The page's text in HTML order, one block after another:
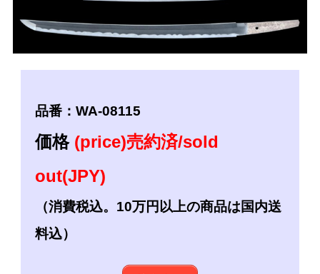
品番：WA-08115
価格 (price)売約済/sold
out(JPY)
（消費税込。10万円以上の商品は国内送
料込）